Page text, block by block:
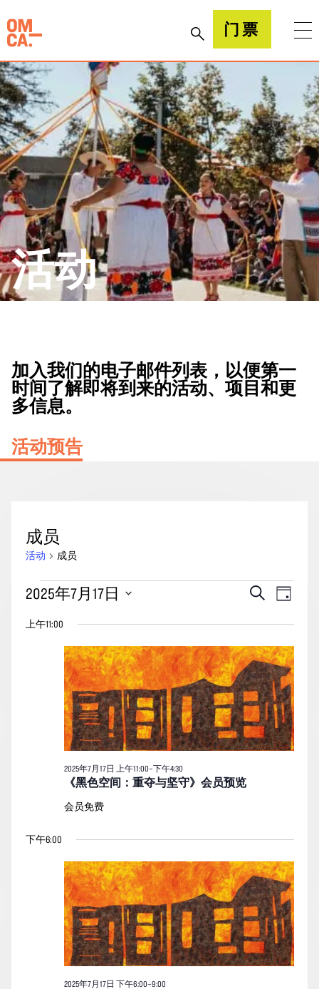
到
内
容
加州奥克兰博物馆(OMCA) 门票
活动
加入我们的电子邮件列表，以便第一
时间了解即将到来的活动、项目和更
多信息。
活动预告
成员
活动 成员
2025
7
活
搜
索
和
视
图
导
航
搜
事
视
图
导
航
天
2025年7月17日
择
上午11:00
《黑色空间：重夺与坚守》会员预览
2025年7月17日 上午11:00–下午4:30
会员免费
下午6:00
2025年7月17日 下午6:00–9:00